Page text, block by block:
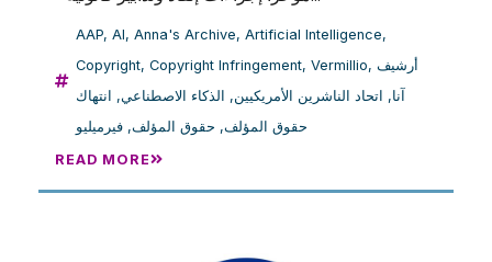
AAP, AI, Anna's Archive, Artificial Intelligence,
Copyright, Copyright Infringement, Vermillio, أرشيف
آنا, اتحاد الناشرين الأمريكيين, الذكاء الاصطناعي, انتهاك
حقوق المؤلف, حقوق المؤلف, فيرميليو
READ MORE